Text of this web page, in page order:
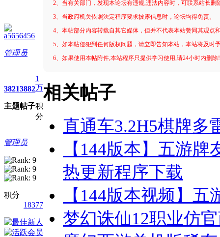
a5656456
管理员
3821
主题
3882
帖子
1
万
积
分
管理员
积分
18377
2、当有关部门，发现本论坛有违规,违法内容时，可联系站长删
3、当政府机关依照法定程序要求披露信息时，论坛均得免责。
4、本帖部分内容转载自其它媒体，但并不代表本站赞同其观点
5、如本帖侵犯到任何版权问题，请立即告知本站，本站将及时
6、如果使用本帖附件,本站程序只提供学习使用,请24小时内删
相关帖子
直通车3.2H5棋牌多
【144版本】五游
热更新程序下载
【144版本视频】
梦幻诛仙12职业仿